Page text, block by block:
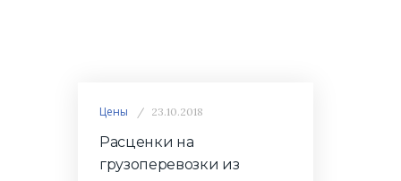
Цены 23.10.2018
Расценки на
грузоперевозки из